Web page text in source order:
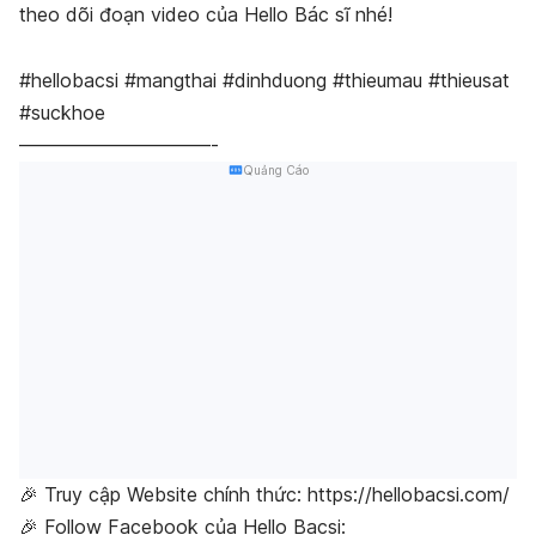
theo dõi đoạn video của Hello Bác sĩ nhé!
#hellobacsi #mangthai #dinhduong #thieumau #thieusat
#suckhoe
——————————-
Quảng Cáo
🎉 Truy cập Website chính thức: https://hellobacsi.com/
🎉 Follow Facebook của Hello Bacsi: